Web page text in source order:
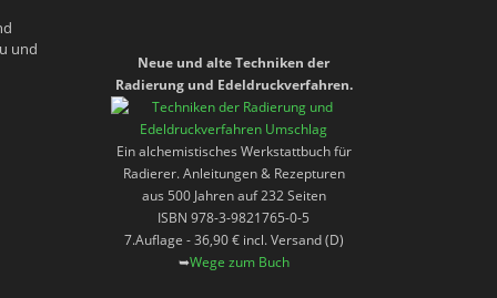
und
Neue und alte Techniken der
Radierung und Edeldruckverfahren.
Ein alchemistisches Werkstattbuch für
Radierer. Anleitungen & Rezepturen
aus 500 Jahren auf 232 Seiten
ISBN 978-3-9821765-0-5
7.Auflage - 36,90 € incl. Versand (D)
➥Wege zum Buch